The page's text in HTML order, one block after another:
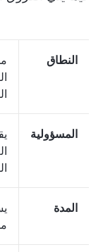
النطاق
المسؤولية
المدة